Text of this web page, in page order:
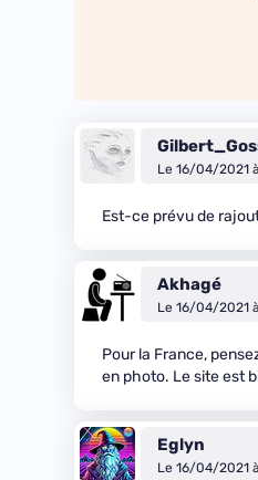
Le 16/04/2021 à
Est-ce prévu de
Akhagé
Le 16/04/2021
Pour la France,
en photo. Le site est
Eglyn
Le 16/04/2021